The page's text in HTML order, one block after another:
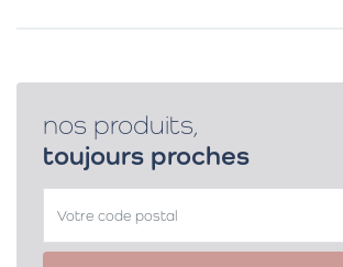
nos produits,
toujours proches